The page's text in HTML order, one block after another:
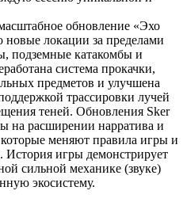
обновление «Эхо
локации за пределами
подземные катакомбы и
система прокачки,
предметов и улучшена
трассировки лучей
теней. Обновления Sker
на расширении нарратива и
меняют правила игры и
История игры демонстрирует
сильной механике (звуке)
экосистему.